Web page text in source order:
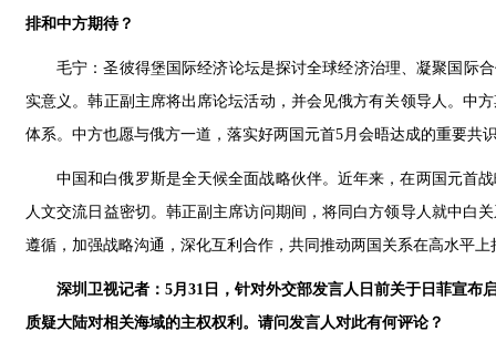
排和中方期待？
毛宁：圣彼得堡国际经济论坛是探讨全球经济治理、凝聚国际
实意义。韩正副主席将出席论坛活动，并会见俄方有关领导人。中
体系。中方也愿与俄方一道，落实好两国元首5月会晤达成的重要共
中国和白俄罗斯是全天候全面战略伙伴。近年来，在两国元首
人文交流日益密切。韩正副主席访问期间，将同白方领导人就中白
遵循，加强战略沟通，深化互利合作，共同推动两国关系在高水平
深圳卫视记者：5月31日，针对外交部发言人日前关于日菲宣
质疑大陆对相关海域的主权权利。请问发言人对此有何评论？